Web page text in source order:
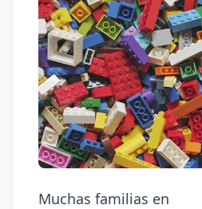
Muchas familias en